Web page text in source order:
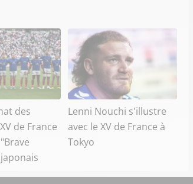
des
de France
Lenni Nouchi s'illustre
avec le XV de France à
Tokyo